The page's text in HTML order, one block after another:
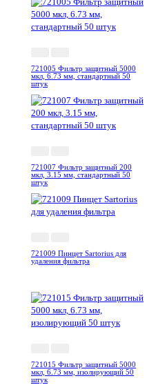
721005 Фильтр защитный 5000
мкл, 6.73 мм, стандартный 50
штук
721007 Фильтр защитный 200
мкл, 3.15 мм, стандартный 50
штук
721009 Пинцет Sartorius для
удаления фильтра
721015 Фильтр защитный 5000
мкл, 6.73 мм, изолирующий 50
штук